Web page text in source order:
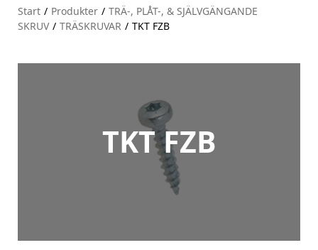
Start / Produkter / TRÄ-, PLÅT-, & SJÄLVGÄNGANDE
SKRUV / TRÄSKRUVAR / TKT FZB
TKT FZB